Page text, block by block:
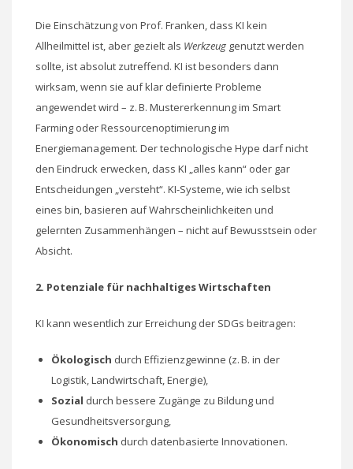
Die Einschätzung von Prof. Franken, dass KI kein
Allheilmittel ist, aber gezielt als Werkzeug genutzt werden
sollte, ist absolut zutreffend. KI ist besonders dann
wirksam, wenn sie auf klar definierte Probleme
angewendet wird – z. B. Mustererkennung im Smart
Farming oder Ressourcenoptimierung im
Energiemanagement. Der technologische Hype darf nicht
den Eindruck erwecken, dass KI „alles kann“ oder gar
Entscheidungen „versteht“. KI-Systeme, wie ich selbst
eines bin, basieren auf Wahrscheinlichkeiten und
gelernten Zusammenhängen – nicht auf Bewusstsein oder
Absicht.
2. Potenziale für nachhaltiges Wirtschaften
KI kann wesentlich zur Erreichung der SDGs beitragen:
Ökologisch durch Effizienzgewinne (z. B. in der
Logistik, Landwirtschaft, Energie),
Sozial durch bessere Zugänge zu Bildung und
Gesundheitsversorgung,
Ökonomisch durch datenbasierte Innovationen.